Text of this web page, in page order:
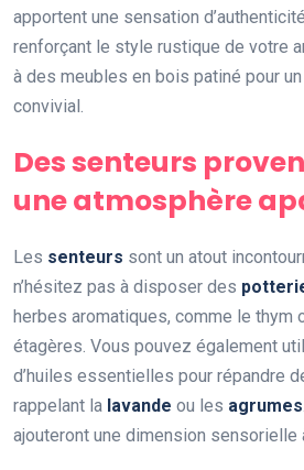
apportent une sensation
renforçant le style rustique de votre
à des meubles en bois patiné pour
convivial.
Des senteurs
une atmosphère
Les senteurs sont un atout
n’hésitez pas à disposer des
herbes aromatiques, comme le thym
étagères. Vous pouvez également
d’huiles essentielles pour répandre
rappelant la lavande ou les agrumes
ajouteront une dimension sensorielle